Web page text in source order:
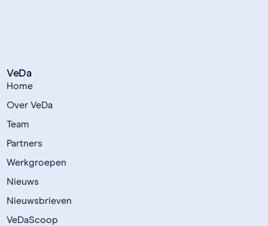
VeDa
Home
Over VeDa
Team
Partners
Werkgroepen
Nieuws
Nieuwsbrieven
VeDaScoop